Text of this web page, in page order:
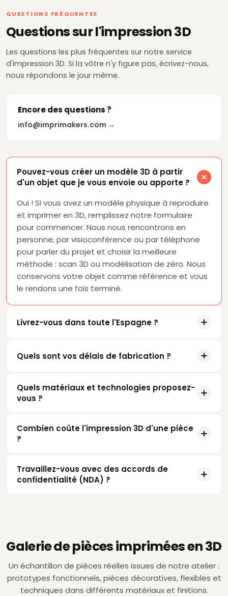
QUESTIONS FRÉQUENTES
Questions sur l'impression 3D
Les questions les plus fréquentes sur notre service
d'impression 3D. Si la vôtre n'y figure pas, écrivez-nous,
nous répondons le jour même.
Encore des questions ?
info@imprimakers.com →
Pouvez-vous créer un modèle 3D à partir
d'un objet que je vous envoie ou apporte ?
Oui ! Si vous avez un modèle physique à reproduire
et imprimer en 3D, remplissez notre formulaire
pour commencer. Nous nous rencontrons en
personne, par visioconférence ou par téléphone
pour parler du projet et choisir la meilleure
méthode : scan 3D ou modélisation de zéro. Nous
conservons votre objet comme référence et vous
le rendons une fois terminé.
Livrez-vous dans toute l'Espagne ?
Quels sont vos délais de fabrication ?
Quels matériaux et technologies proposez-
vous ?
Combien coûte l'impression 3D d'une pièce
?
Travaillez-vous avec des accords de
confidentialité (NDA) ?
Galerie de pièces imprimées en 3D
Un échantillon de pièces réelles issues de notre atelier :
prototypes fonctionnels, pièces décoratives, flexibles et
techniques dans différents matériaux et finitions.